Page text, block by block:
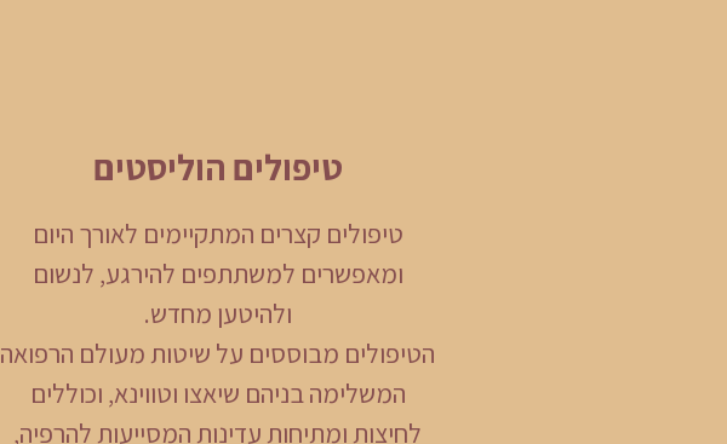
טיפולים הוליסטים
טיפולים קצרים המתקיימים לאורך היום
ומאפשרים למשתתפים להירגע, לנשום
ולהיטען מחדש.
הטיפולים מבוססים על שיטות מעולם הרפואה
המשלימה בניהם שיאצו וטווינא, וכוללים
לחיצות ומתיחות עדינות המסייעות להרפיה,